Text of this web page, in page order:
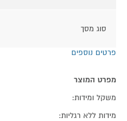
סוג מסך
פרטים נוספים
מפרט המוצר
משקל ומידות:
מידות ללא רגליות: